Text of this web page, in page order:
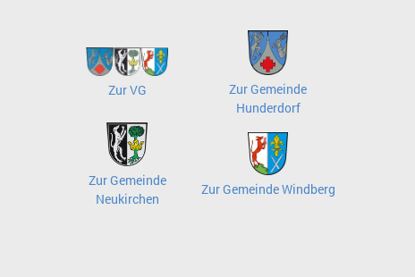
Zur VG
Zur Gemeinde
Hunderdorf
Zur Gemeinde
Neukirchen
Zur Gemeinde Windberg